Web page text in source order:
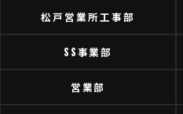
松戸営業所工事部
SS事業部
営業部